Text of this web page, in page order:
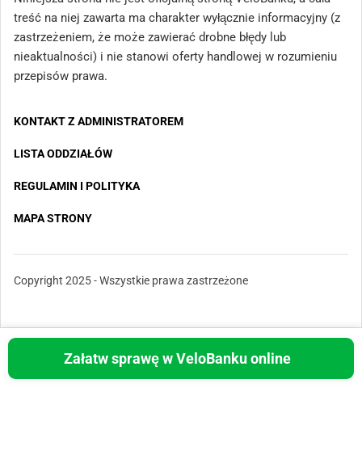
treść na niej zawarta ma charakter wyłącznie informacyjny (z
zastrzeżeniem, że może zawierać drobne błędy lub
nieaktualności) i nie stanowi oferty handlowej w rozumieniu
przepisów prawa.
KONTAKT Z ADMINISTRATOREM
LISTA ODDZIAŁÓW
REGULAMIN I POLITYKA
MAPA STRONY
Copyright 2025 - Wszystkie prawa zastrzeżone
Załatw sprawę w VeloBanku online